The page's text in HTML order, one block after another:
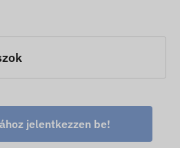
jelentkezzen be!